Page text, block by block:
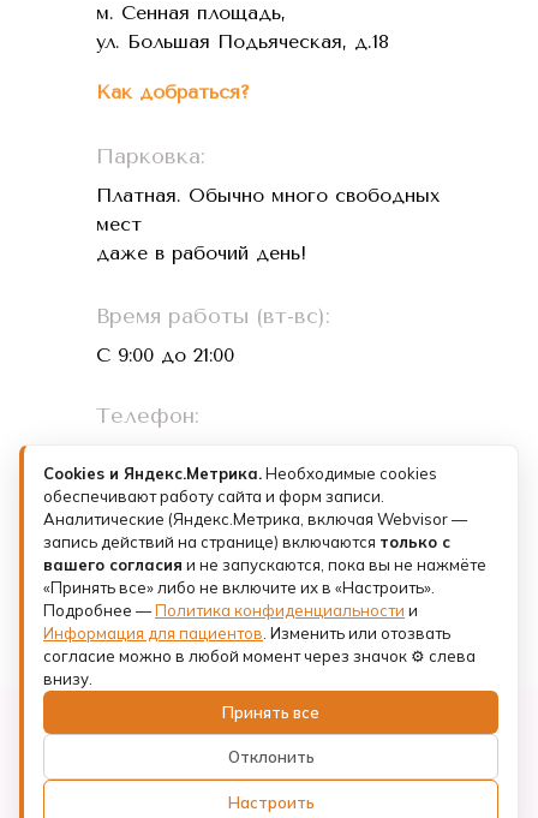
Телефон:
Время работы (вт-вс):
Парковка:
С 9:00 до 21:00
м. Сенная площадь,
ул. Большая Подьяческая, д.18
Платная. Обычно много свободных
мест
даже в рабочий день!
Юридическое лицо: ООО «ФК КЛИНИК»
Санкт-Петербург,
пр-кт Римского-Корсакова, д. 8/18, литера А.
Политика конфиденциальности
Лицензии и документы
Как добраться?
© 2025 - 2026 Copyright АааМ Стоматология
Информация для пациентов·Политика
конфиденциальности·
Cookies и Яндекс.Метрика.Необходимые cookies
обеспечивают работу сайта и форм записи.
Аналитические (Яндекс.Метрика, включая Webvisor —
запись действий на странице) включаются только с
вашего согласия и не запускаются, пока вы не нажмёте
«Принять все» либо не включите их в «Настроить».
Подробнее —Политика конфиденциальности и
Информация для пациентов . Изменить или отозвать
согласие можно в любой момент через значок ⚙ слева
внизу.
Принять все
Отклонить
Настроить